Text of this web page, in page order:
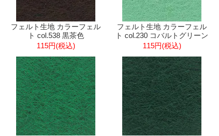
フェルト生地 カラーフェル
ト col.538 黒茶色
115円(税込)
フェルト生地 カラーフェル
ト col.230 コバルトグリーン
115円(税込)